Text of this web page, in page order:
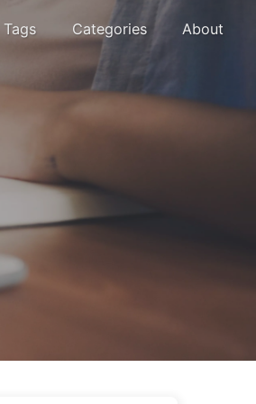
Tags Categories About